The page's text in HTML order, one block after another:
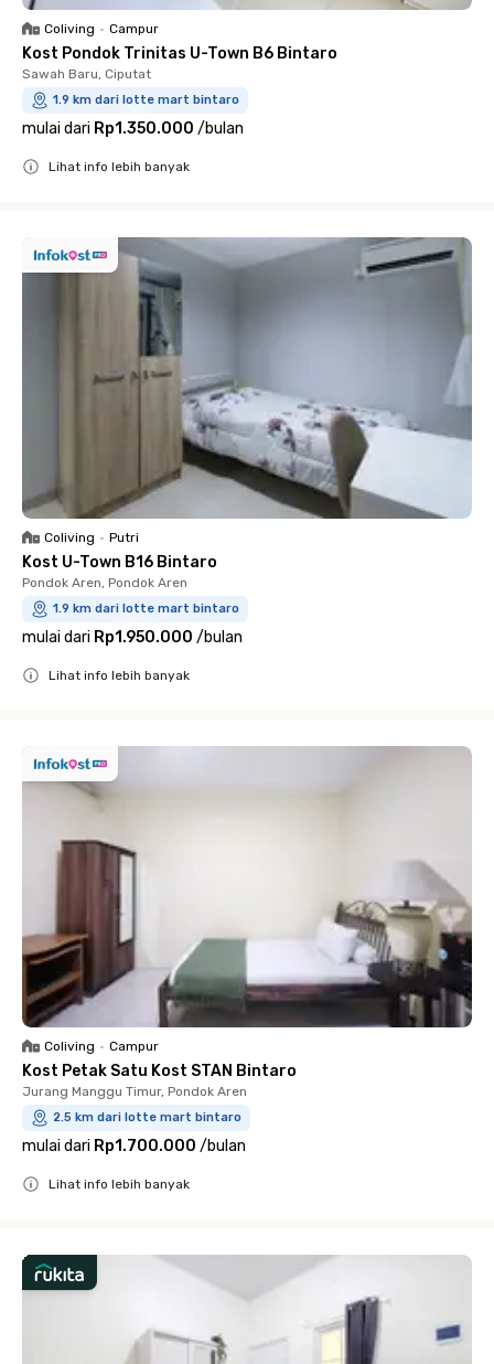
Coliving • Campur
Kost Pondok Trinitas U-Town B6 Bintaro
Sawah Baru, Ciputat
1.9 km dari lotte mart bintaro
mulai dari Rp1.350.000 /bulan
Lihat info lebih banyak
Coliving • Putri
Kost U-Town B16 Bintaro
Pondok Aren, Pondok Aren
1.9 km dari lotte mart bintaro
mulai dari Rp1.950.000 /bulan
Lihat info lebih banyak
Coliving • Campur
Kost Petak Satu Kost STAN Bintaro
Jurang Manggu Timur, Pondok Aren
2.5 km dari lotte mart bintaro
mulai dari Rp1.700.000 /bulan
Lihat info lebih banyak